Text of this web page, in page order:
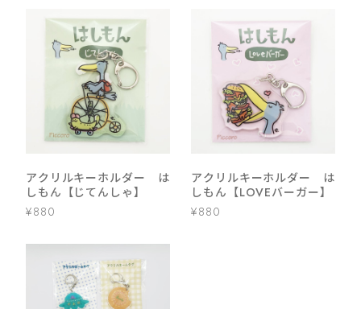
アクリルキーホルダー は
しもん【じてんしゃ】
¥880
アクリルキーホルダー は
しもん【LOVEバーガー】
¥880